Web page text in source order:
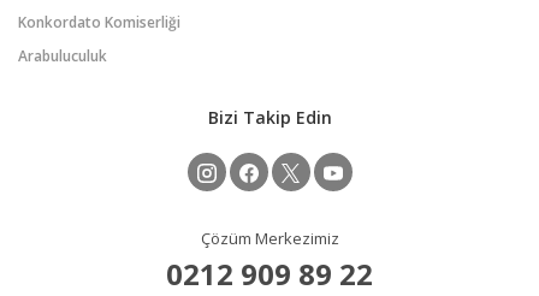
Konkordato Komiserliği
Arabuluculuk
Bizi Takip Edin
Çözüm Merkezimiz
0212 909 89 22